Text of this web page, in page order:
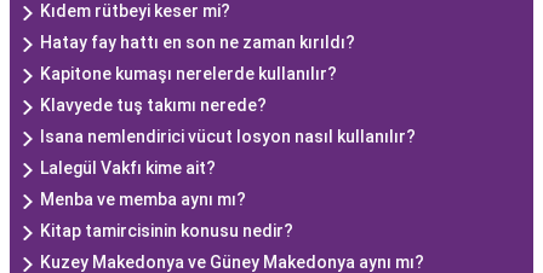
Kıdem rütbeyi keser mi?
Hatay fay hattı en son ne zaman kırıldı?
Kapitone kumaşı nerelerde kullanılır?
Klavyede tuş takımı nerede?
Isana nemlendirici vücut losyon nasıl kullanılır?
Lalegül Vakfı kime ait?
Menba ve memba aynı mı?
Kitap tamircisinin konusu nedir?
Kuzey Makedonya ve Güney Makedonya aynı mı?